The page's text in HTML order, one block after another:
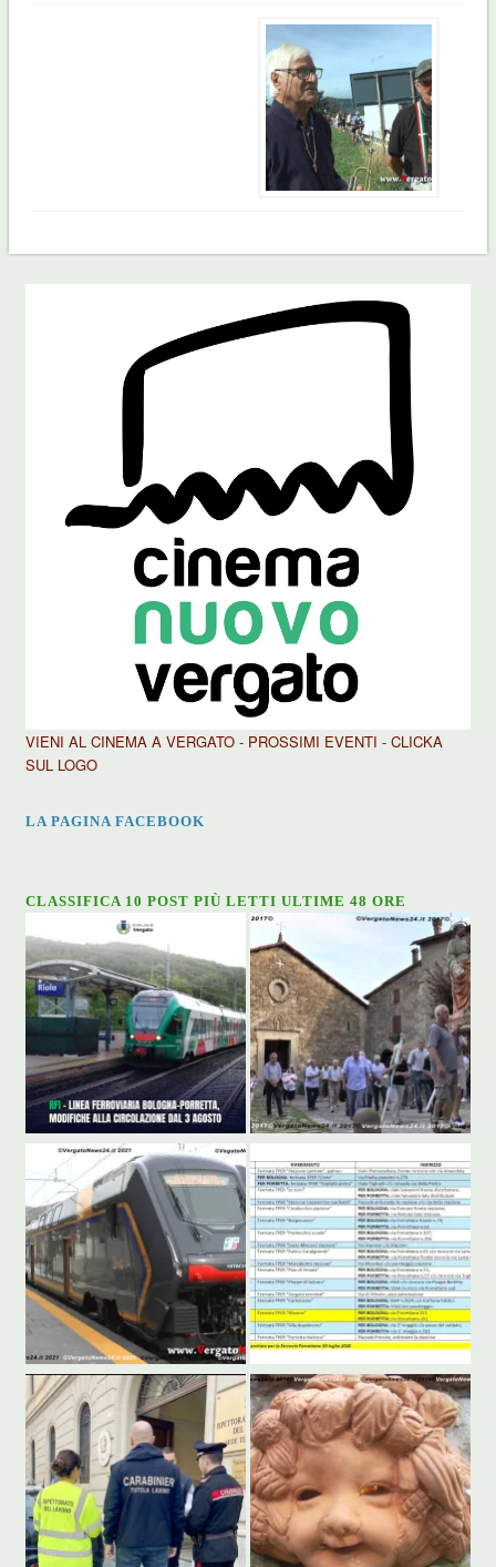
VIENI AL CINEMA A VERGATO - PROSSIMI EVENTI - CLICKA
SUL LOGO
LA PAGINA FACEBOOK
CLASSIFICA 10 POST PIÙ LETTI ULTIME 48 ORE